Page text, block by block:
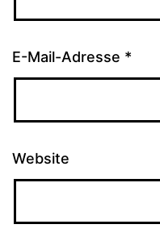
E-Mail-Adresse *
Website